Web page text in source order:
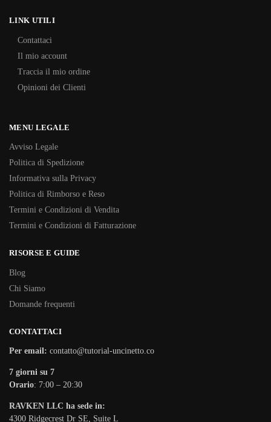
LINK UTILI
Contattaci
Il mio account
Traccia il mio ordine
Opinioni dei Clienti
MENU LEGALE
Avviso Legale
Politica di Spedizione
Informativa sulla Privacy
Politica di Rimborso e Reso
Termini e Condizioni di Vendita
Termini e Condizioni di Fatturazione
RISORSE E GUIDE
Blog
Chi Siamo
Domande frequenti
CONTATTACI
Per email: contatto@tutorial-uncinetto.co
7 giorni su 7
Orario: 7:00 – 20:30
RAVKEN LLC ha sede in:
4300 Ridgecrest Dr SE, Suite L